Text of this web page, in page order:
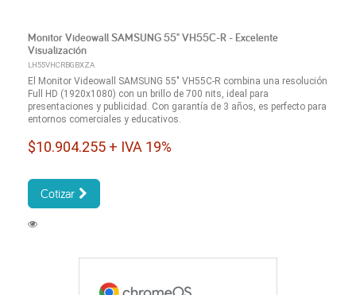
Monitor Videowall SAMSUNG 55" VH55C-R - Excelente
Visualización
LH55VHCRBGBXZA
El Monitor Videowall SAMSUNG 55" VH55C-R combina una resolución
Full HD (1920x1080) con un brillo de 700 nits, ideal para
presentaciones y publicidad. Con garantía de 3 años, es perfecto para
entornos comerciales y educativos.
$10.904.255 + IVA 19%
Cotizar